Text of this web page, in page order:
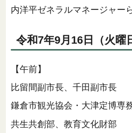
内洋平ゼネラルマネージャー
令和7年9月16日（火曜
【午前】
比留間副市長、千田副市長
鎌倉市観光協会・大津定博専
共生共創部、教育文化財部